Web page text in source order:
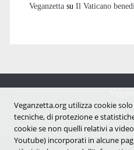
Veganzettasu Il Vaticano
Notizie dal mondo
Veganzetta.org utilizza cookie
tecniche, di protezione e
cookie se non quelli relativi a
Youtube) incorporati in alcune